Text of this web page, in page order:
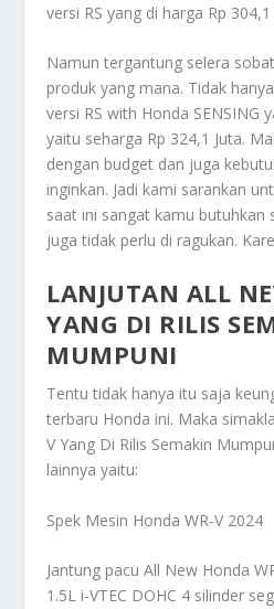
versi RS yang di harga Rp 304,1
Namun tergantung selera
produk yang mana. Tidak
versi RS with Honda SENSING
yaitu seharga Rp 324,1 Juta.
dengan budget dan juga
inginkan. Jadi kami sarankan
saat ini sangat kamu butuhkan
juga tidak perlu di ragukan.
LANJUTAN ALL
YANG DI RILIS
MUMPUNI
Tentu tidak hanya itu saja
terbaru Honda ini. Maka
V Yang Di Rilis Semakin
lainnya yaitu:
Spek Mesin Honda WR-V 2024
Jantung pacu All New Honda
1.5L i-VTEC DOHC 4 silinder